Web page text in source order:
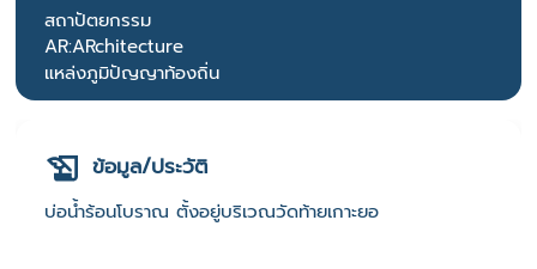
สถาปัตยกรรม
AR:ARchitecture
แหล่งภูมิปัญญาท้องถิ่น
ข้อมูล/ประวัติ
บ่อน้ำร้อนโบราณ ตั้งอยู่บริเวณวัดท้ายเกาะยอ